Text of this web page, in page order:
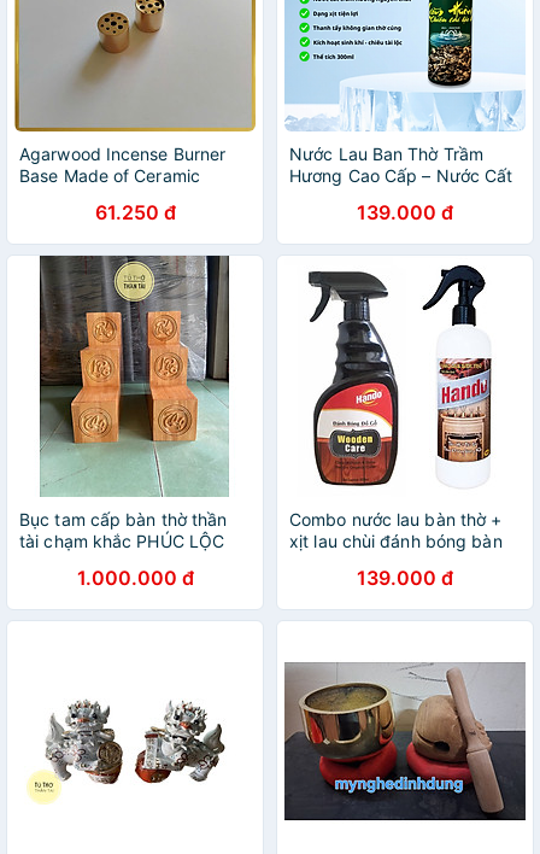
Agarwood Incense Burner
Base Made of Ceramic
Burner for Home
Aromatherapy, Purification,
Worship, Feng Shui
61.250 đ
Nước Lau Ban Thờ Trầm
Hương Cao Cấp – Nước Cất
Thanh Tịnh, Khử Mùi
139.000 đ
Bục tam cấp bàn thờ thần
tài chạm khắc PHÚC LỘC
1.000.000 đ
Combo nước lau bàn thờ +
xịt lau chùi đánh bóng bàn
139.000 đ